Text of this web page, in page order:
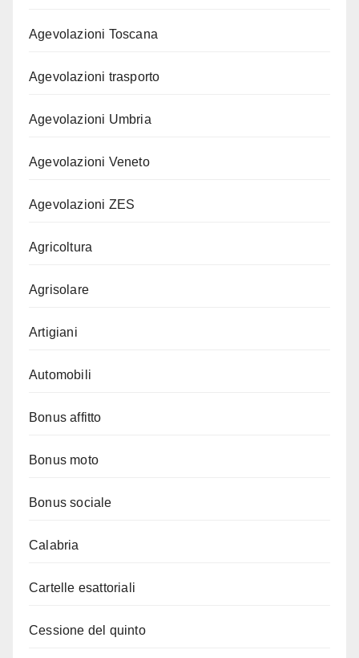
Agevolazioni Toscana
Agevolazioni trasporto
Agevolazioni Umbria
Agevolazioni Veneto
Agevolazioni ZES
Agricoltura
Agrisolare
Artigiani
Automobili
Bonus affitto
Bonus moto
Bonus sociale
Calabria
Cartelle esattoriali
Cessione del quinto